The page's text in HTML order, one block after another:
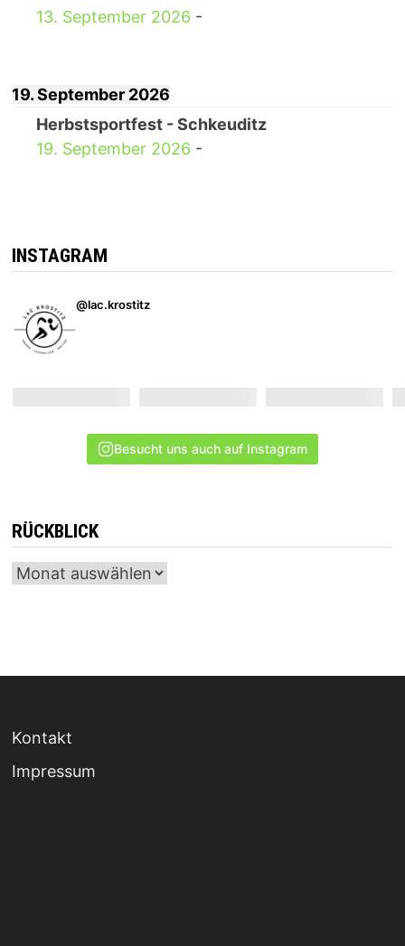
13. September 2026 -
19. September 2026
Herbstsportfest - Schkeuditz
19. September 2026 -
INSTAGRAM
@lac.krostitz
Besucht uns auch auf Instagram
RÜCKBLICK
Archiv
Kontakt
Impressum